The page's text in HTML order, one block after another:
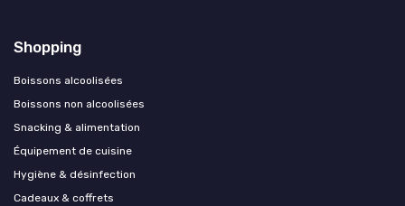
Shopping
Boissons alcoolisées
Boissons non alcoolisées
Snacking & alimentation
Équipement de cuisine
Hygiène & désinfection
Cadeaux & coffrets